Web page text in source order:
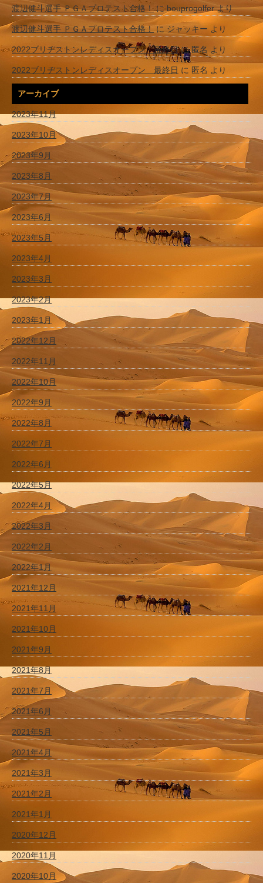
渡辺健斗選手 ＰＧＡプロテスト合格！に bouprogolferより
渡辺健斗選手 ＰＧＡプロテスト合格！ に ジャッキー より
2022ブリヂストンレディスオープン 最終日に匿名 より
2022ブリヂストンレディスオープン 最終日 に 匿名 より
アーカイブ
2023年11月
2023年10月
2023年9月
2023年8月
2023年7月
2023年6月
2023年5月
2023年4月
2023年3月
2023年2月
2023年1月
2022年12月
2022年11月
2022年10月
2022年9月
2022年8月
2022年7月
2022年6月
2022年5月
2022年4月
2022年3月
2022年2月
2022年1月
2021年12月
2021年11月
2021年10月
2021年9月
2021年8月
2021年7月
2021年6月
2021年5月
2021年4月
2021年3月
2021年2月
2021年1月
2020年12月
2020年11月
2020年10月